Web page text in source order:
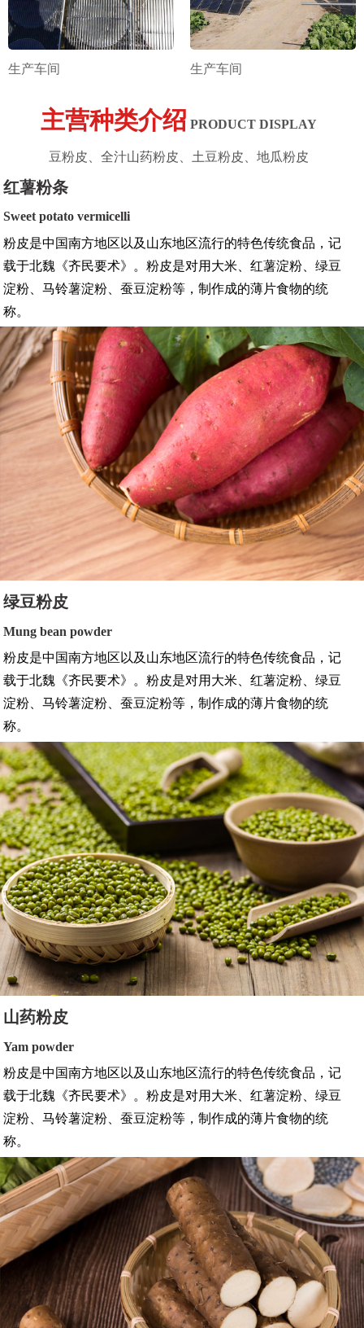
生产车间 生产车间
主营种类介绍 PRODUCT DISPLAY
豆粉皮、全汁山药粉皮、土豆粉皮、地瓜粉皮
红薯粉条
Sweet potato vermicelli
粉皮是中国南方地区以及山东地区流行的特色传统食品，记
载于北魏《齐民要术》。粉皮是对用大米、红薯淀粉、绿豆
淀粉、马铃薯淀粉、蚕豆淀粉等，制作成的薄片食物的统
称。
绿豆粉皮
Mung bean powder
粉皮是中国南方地区以及山东地区流行的特色传统食品，记
载于北魏《齐民要术》。粉皮是对用大米、红薯淀粉、绿豆
淀粉、马铃薯淀粉、蚕豆淀粉等，制作成的薄片食物的统
称。
山药粉皮
Yam powder
粉皮是中国南方地区以及山东地区流行的特色传统食品，记
载于北魏《齐民要术》。粉皮是对用大米、红薯淀粉、绿豆
淀粉、马铃薯淀粉、蚕豆淀粉等，制作成的薄片食物的统
称。